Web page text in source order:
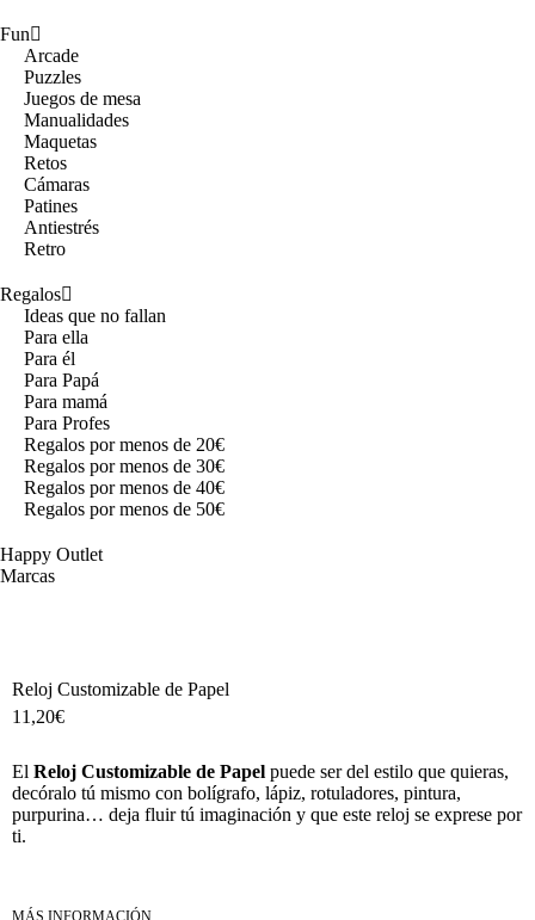
Fun
Arcade
Puzzles
Juegos de mesa
Manualidades
Maquetas
Retos
Cámaras
Patines
Antiestrés
Retro
Regalos
Ideas que no fallan
Para ella
Para él
Para Papá
Para mamá
Para Profes
Regalos por menos de 20€
Regalos por menos de 30€
Regalos por menos de 40€
Regalos por menos de 50€
Happy Outlet
Marcas
Reloj Customizable de Papel
11,20€
El Reloj Customizable de Papel puede ser del estilo que quieras,
decóralo tú mismo con bolígrafo, lápiz, rotuladores, pintura,
purpurina… deja fluir tú imaginación y que este reloj se exprese por
ti.